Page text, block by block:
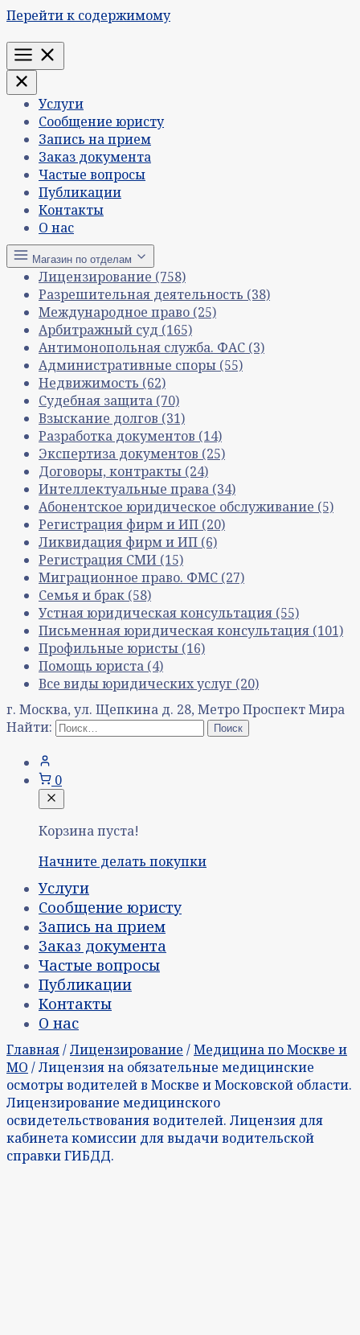
Перейти к содержимому
Меню
Услуги
Сообщение юристу
Запись на прием
Заказ документа
Частые вопросы
Публикации
Контакты
О нас
Магазин по отделам
Лицензирование (758)
Разрешительная деятельность (38)
Международное право (25)
Арбитражный суд (165)
Антимонопольная служба. ФАС (3)
Административные споры (55)
Недвижимость (62)
Судебная защита (70)
Взыскание долгов (31)
Разработка документов (14)
Экспертиза документов (25)
Договоры, контракты (24)
Интеллектуальные права (34)
Абонентское юридическое обслуживание (5)
Регистрация фирм и ИП (20)
Ликвидация фирм и ИП (6)
Регистрация СМИ (15)
Миграционное право. ФМС (27)
Семья и брак (58)
Устная юридическая консультация (55)
Письменная юридическая консультация (101)
Профильные юристы (16)
Помощь юриста (4)
Все виды юридических услуг (20)
г. Москва, ул. Щепкина д. 28, Метро Проспект Мира
Найти:
0
Корзина пуста!
Начните делать покупки
Услуги
Сообщение юристу
Запись на прием
Заказ документа
Частые вопросы
Публикации
Контакты
О нас
Главная/Лицензирование /Медицина по Москве и
МО / Лицензия на обязательные медицинские
осмотры водителей в Москве и Московской области.
Лицензирование медицинского
освидетельствования водителей. Лицензия для
кабинета комиссии для выдачи водительской
справки ГИБДД.